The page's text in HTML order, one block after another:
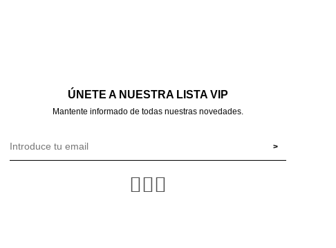
ÚNETE A NUESTRA LISTA VIP
Mantente informado de todas nuestras novedades.